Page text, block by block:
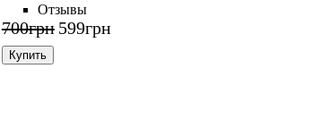
Отзывы
700грн 599грн
Купить